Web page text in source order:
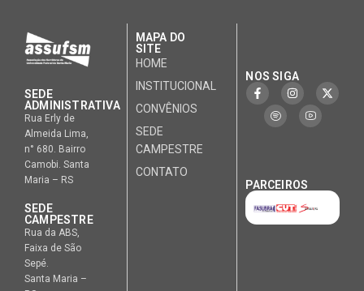
SEDE
ADMINISTRATIVA
Rua Erly de
Almeida Lima,
n° 680. Bairro
Camobi. Santa
Maria – RS
SEDE
CAMPESTRE
Rua da ABS,
Faixa de São
Sepé.
Santa Maria –
MAPA DO
SITE
HOME
INSTITUCIONAL
CONVÊNIOS
SEDE
CAMPESTRE
CONTATO
NOS SIGA
PARCEIROS